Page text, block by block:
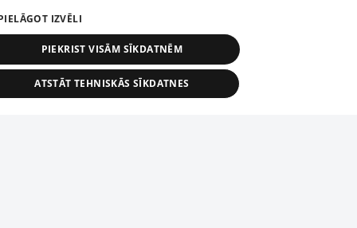
IZVĒLI
PIEKRIST VISĀM SĪKDATNĒM
ATSTĀT TEHNISKĀS SĪKDATNES